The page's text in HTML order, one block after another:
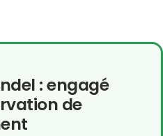
: engagé
de